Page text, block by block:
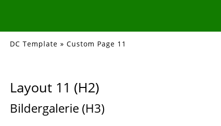
DC Template » Custom Page 11
Layout 11 (H2)
Bildergalerie (H3)